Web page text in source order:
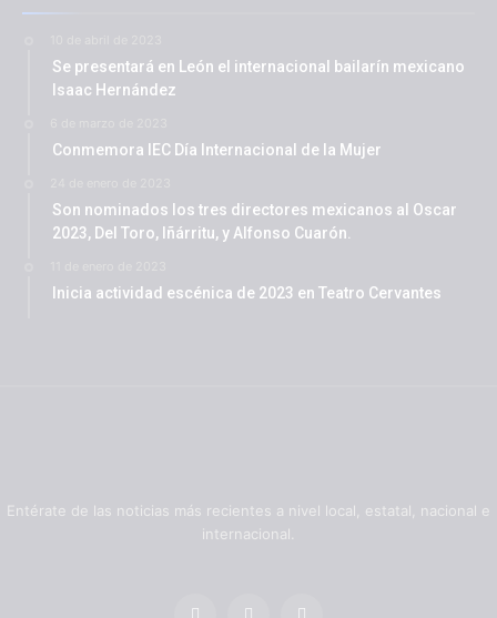
Se presentará en León el internacional bailarín mexicano
Isaac Hernández
Conmemora IEC Día Internacional de la Mujer
Son nominados los tres directores mexicanos al Oscar
2023, Del Toro, Iñárritu, y Alfonso Cuarón.
Inicia actividad escénica de 2023 en Teatro Cervantes
Entérate de las noticias más recientes a nivel local, estatal, nacional e
internacional.